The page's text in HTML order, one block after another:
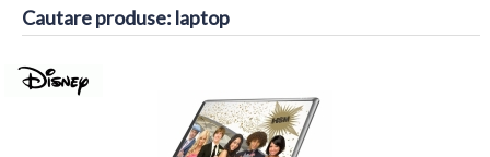
Cautare produse: laptop
1 2 3
Afisare 1 - 16 din 468 (30 Pagini)